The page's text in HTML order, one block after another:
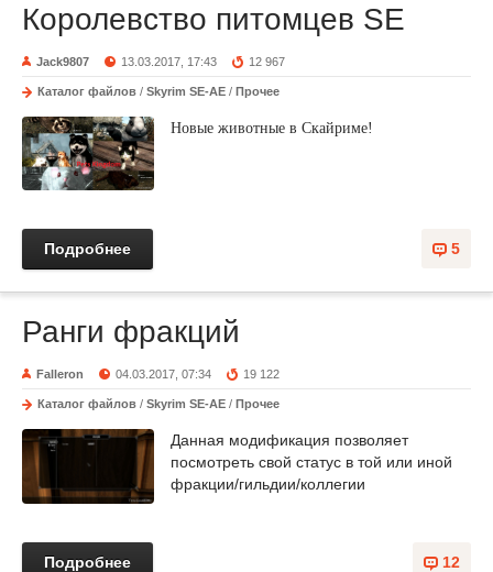
Королевство питомцев SE
Jack9807 13.03.2017, 17:43 12 967
Каталог файлов / Skyrim SE-AE / Прочее
Новые животные в Скайриме!
5
Подробнее
Ранги фракций
Falleron 04.03.2017, 07:34 19 122
Каталог файлов / Skyrim SE-AE / Прочее
Данная модификация позволяет
посмотреть свой статус в той или иной
фракции/гильдии/коллегии
12
Подробнее